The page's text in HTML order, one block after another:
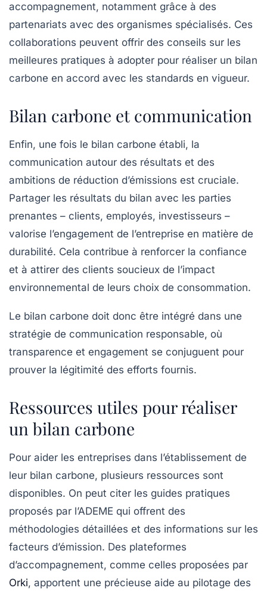
accompagnement, notamment grâce à des
partenariats avec des organismes spécialisés. Ces
collaborations peuvent offrir des conseils sur les
meilleures pratiques à adopter pour réaliser un bilan
carbone en accord avec les standards en vigueur.
Bilan carbone et communication
Enfin, une fois le bilan carbone établi, la
communication autour des résultats et des
ambitions de réduction d’émissions est cruciale.
Partager les résultats du bilan avec les parties
prenantes – clients, employés, investisseurs –
valorise l’engagement de l’entreprise en matière de
durabilité. Cela contribue à renforcer la confiance
et à attirer des clients soucieux de l’impact
environnemental de leurs choix de consommation.
Le bilan carbone doit donc être intégré dans une
stratégie de communication responsable, où
transparence et engagement se conjuguent pour
prouver la légitimité des efforts fournis.
Ressources utiles pour réaliser
un bilan carbone
Pour aider les entreprises dans l’établissement de
leur bilan carbone, plusieurs ressources sont
disponibles. On peut citer les guides pratiques
proposés par l’ADEME qui offrent des
méthodologies détaillées et des informations sur les
facteurs d’émission. Des plateformes
d’accompagnement, comme celles proposées par
Orki, apportent une précieuse aide au pilotage des